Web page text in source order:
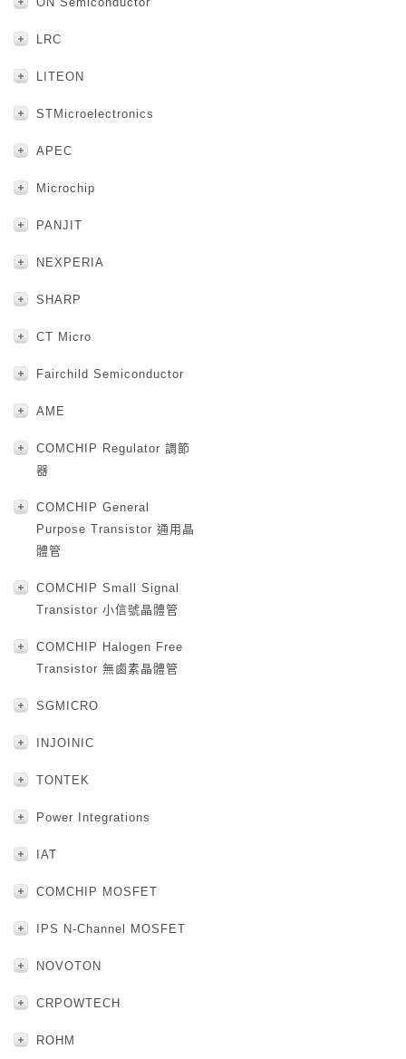
LRC
LITEON
STMicroelectronics
APEC
Microchip
PANJIT
NEXPERIA
SHARP
CT Micro
Fairchild Semiconductor
AME
COMCHIP Regulator 調節
器
COMCHIP General
Purpose Transistor 通用晶
體管
COMCHIP Small Signal
Transistor 小信號晶體管
COMCHIP Halogen Free
Transistor 無鹵素晶體管
SGMICRO
INJOINIC
TONTEK
Power Integrations
IAT
COMCHIP MOSFET
IPS N-Channel MOSFET
NOVOTON
CRPOWTECH
ROHM